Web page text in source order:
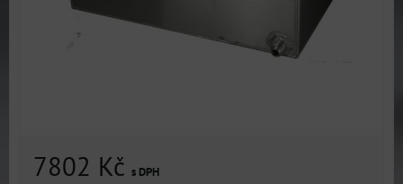
7802 Kč s DPH